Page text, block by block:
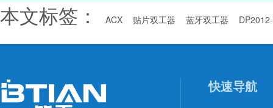
本文标签： ACX 贴片双工器 蓝牙双工器
快速导航